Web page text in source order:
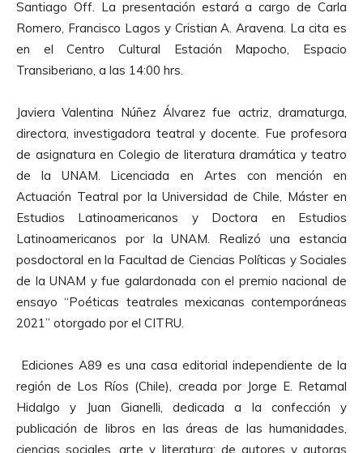
Santiago Off. La presentación estará a cargo de Carla
Romero, Francisco Lagos y Cristian A. Aravena. La cita es
en el Centro Cultural Estación Mapocho, Espacio
Transiberiano, a las 14:00 hrs.
Javiera Valentina Núñez Álvarez fue actriz, dramaturga,
directora, investigadora teatral y docente. Fue profesora
de asignatura en Colegio de literatura dramática y teatro
de la UNAM. Licenciada en Artes con mención en
Actuación Teatral por la Universidad de Chile, Máster en
Estudios Latinoamericanos y Doctora en Estudios
Latinoamericanos por la UNAM. Realizó una estancia
posdoctoral en la Facultad de Ciencias Políticas y Sociales
de la UNAM y fue galardonada con el premio nacional de
ensayo “Poéticas teatrales mexicanas contemporáneas
2021” otorgado por el CITRU.
Ediciones A89 es una casa editorial independiente de la
región de Los Ríos (Chile), creada por Jorge E. Retamal
Hidalgo y Juan Gianelli, dedicada a la confección y
publicación de libros en las áreas de las humanidades,
ciencias sociales, arte y literatura; de autores y autoras